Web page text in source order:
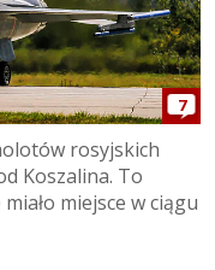
7
rosyjskich
Koszalina. To
miejsce w ciągu